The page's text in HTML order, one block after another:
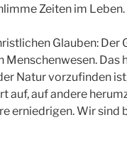
Zeiten im Leben.
Glauben: Der
Menschenwesen. Das
Natur vorzufinden
auf, auf andere
erniedrigen. Wir sind